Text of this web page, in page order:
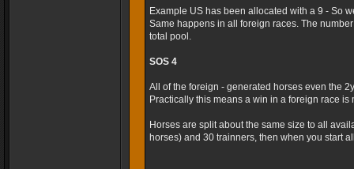
Example US has been allocated with a 9 - So
Same happens in all foreign races. The
total pool.
SOS 4
All of the foreign - generated horses even the
Practically this means a win in a foreign race is
Horses are split about the same size to all
horses) and 30 trainners, then when you start